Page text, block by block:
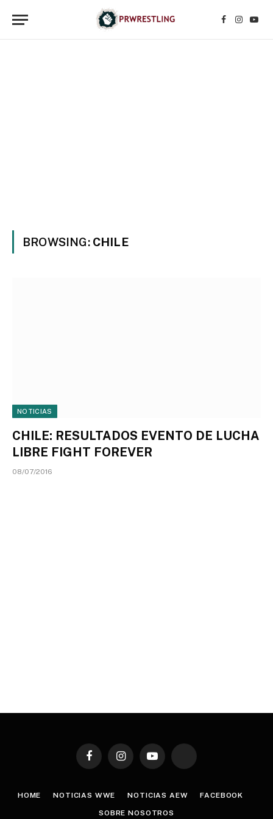
Facebook
BROWSING: CHILE
NOTICIAS
CHILE: RESULTADOS EVENTO DE LUCHA
LIBRE FIGHT FOREVER
08/07/2016
FacebookInstagramYouTube TikTok
HOME NOTICIAS WWE NOTICIAS AEW FACEBOOK
SOBRE NOSOTROS